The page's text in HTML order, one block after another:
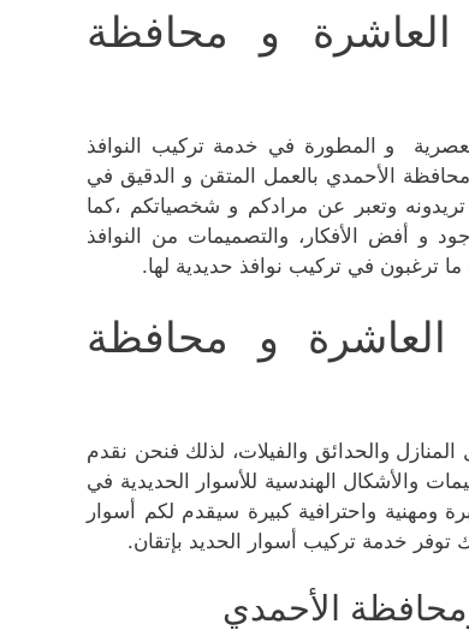
و محافظة
و المطورة في خدمة تركيب النوافذ
الأحمدي بالعمل المتقن و الدقيق في
وتعبر عن مرادكم و شخصياتكم ،كما
و أفض الأفكار، والتصميمات من النوافذ
ما ترغبون في تركيب نوافذ حديدية لها.
و محافظة
والحدائق والفيلات، لذلك فنحن نقدم
والأشكال الهندسية للأسوار الحديدية في
واحترافية كبيرة سيقدم لكم أسوار
توفر خدمة تركيب أسوار الحديد بإتقان.
الأحمدي